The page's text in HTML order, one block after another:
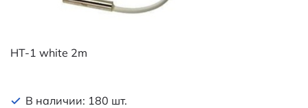
HT-1 white 2m
В наличии: 180 шт.